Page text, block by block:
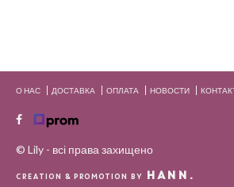
О НАС ДОСТАВКА ОПЛАТА НОВОСТИ
© Lily - всі права захищено
CREATION & PROMOTION BY HANN.